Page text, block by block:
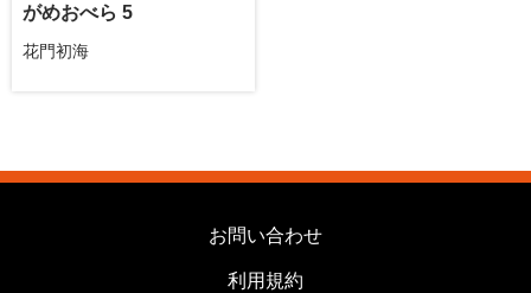
がめおべら 5
花門初海
お問い合わせ
利用規約